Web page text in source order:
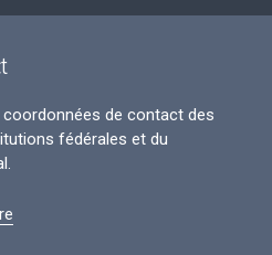
de contact des
fédérales et du